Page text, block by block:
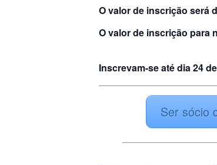
O valor de inscrição será
O valor de inscrição para
Inscrevam-seaté dia 24
Ser sócio